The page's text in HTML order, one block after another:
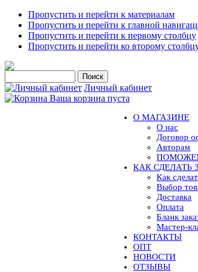
Пропустить и перейти к материалам
Пропустить и перейти к главной
Пропустить и перейти к первому столбцу
Пропустить и перейти ко второму
Личный кабинет
Ваша корзина пуста
О МАГАЗИНЕ
О нас
Договор
Авторам
КАК СДЕЛАТЬ
Как
Выбор
Доставка
Оплата
Бланк
Мастер-
КОНТАКТЫ
ОПТ
НОВОСТИ
ОТЗЫВЫ